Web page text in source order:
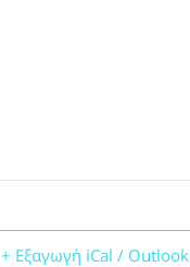
+ Εξαγωγή iCal / Outlook